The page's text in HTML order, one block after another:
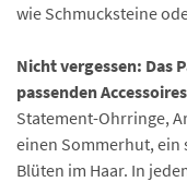
wie Schmucksteine
Nicht vergessen: Das
passenden
Statement-Ohrringe,
einen Sommerhut, ein
Blüten im Haar. In